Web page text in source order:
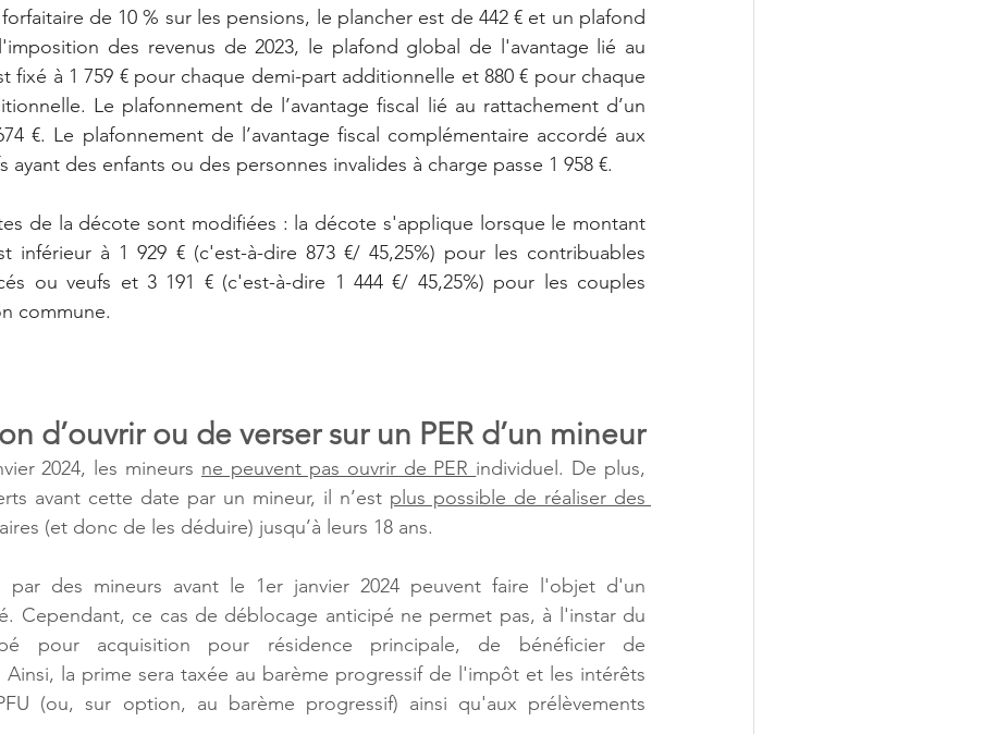
de 10 % sur les pensions, le plancher est de 442 € et un plafond
des revenus de 2023, le plafond global de l'avantage lié au
fixé à 1 759 € pour chaque demi-part additionnelle et 880 € pour chaque
Le plafonnement de l’avantage fiscal lié au rattachement d’un
€. Le plafonnement de l’avantage fiscal complémentaire accordé aux
ayant des enfants ou des personnes invalides à charge passe 1 958 €.
de la décote sont modifiées : la décote s'applique lorsque le montant
inférieur à 1 929 € (c'est-à-dire 873 €/ 45,25%) pour les contribuables
ou veufs et 3 191 € (c'est-à-dire 1 444 €/ 45,25%) pour les couples
commune.
d’ouvrir ou de verser sur un PER d’un mineur
2024, les mineurs ne peuvent pas ouvrir de PER individuel. De plus,
avant cette date par un mineur, il n’est plus possible de réaliser des
(et donc de les déduire) jusqu’à leurs 18 ans.
par des mineurs avant le 1er janvier 2024 peuvent faire l'objet d'un
Cependant, ce cas de déblocage anticipé ne permet pas, à l'instar du
pour acquisition pour résidence principale, de bénéficier de
Ainsi, la prime sera taxée au barème progressif de l'impôt et les intérêts
(ou, sur option, au barème progressif) ainsi qu'aux prélèvements